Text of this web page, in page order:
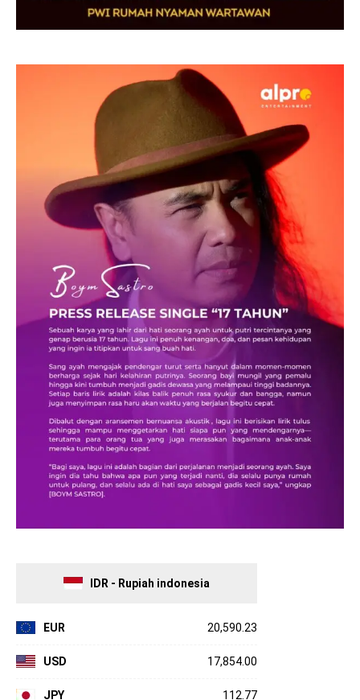
IDR - Rupiah indonesia
EUR 20,590.23
USD 17,854.00
JPY 112.77